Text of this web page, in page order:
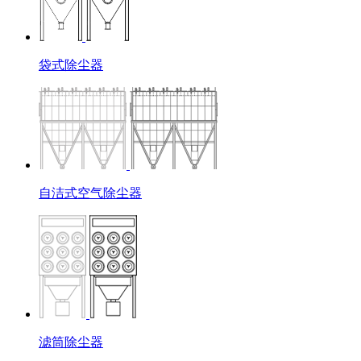
袋式除尘器
自洁式空气除尘器
滤筒除尘器